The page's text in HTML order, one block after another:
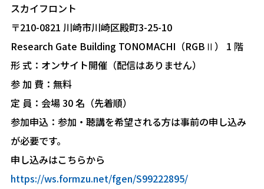
スカイフロント
〒210-0821 川崎市川崎区殿町3-25-10
Research Gate Building TONOMACHI（RGBⅡ） 1 階
形 式：オンサイト開催（配信はありません）
参 加 費：無料
定 員：会場 30 名（先着順）
参加申込：参加・聴講を希望される⽅は事前の申し込み
が必要です。
申し込みはこちらから
https://ws.formzu.net/fgen/S99222895/